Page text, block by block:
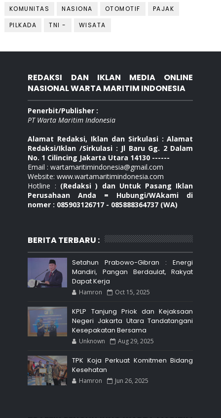
KOMUNITAS
NASIONA OTOMOTIF
PAJAK
PILKADA
TNI - WISATA
REDAKSI DAN IKLAN MEDIA ONLINE
NASIONAL WARTA MARITIM INDONESIA
Penerbit/Publisher :
PT Warta Maritim Indonesia
Alamat Redaksi, Iklan dan Sirkulasi : Alamat
Redaksi/Iklan /Sirkulasi : Jl Baru Gg. 2 Dalam
No. 1 Cilincing Jakarta Utara 14130 ------
Email : wartamaritimindonesia@gmail.com
Website: www.wartamaritimindonesia.com
Hotline : (Redaksi ) dan Untuk Pasang Iklan
Perusahaan Anda = Hubungi/WAkami di
nomer : 085903126717 - 085888364737 (WA)
BERITA TERBARU :
Setahun Prabowo-Gibran : Energi
Mandiri, Pangan Berdaulat, Rakyat
Dapat Kerja
Hamron Oct 15, 2025
KPLP Tanjung Priok dan Kejaksaan
Negeri Jakarta Utara Tandatangani
Kesepakatan Bersama
Unknown Aug 29, 2025
TPK Koja Perkuat Komitmen Bidang
Kesehatan
Hamron Jun 26, 2025